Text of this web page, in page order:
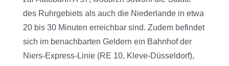
des Ruhrgebiets als auch die Niederlande in etwa
20 bis 30 Minuten erreichbar sind. Zudem befindet
sich im benachbarten Geldern ein Bahnhof der
Niers-Express-Linie (RE 10, Kleve-Düsseldorf),